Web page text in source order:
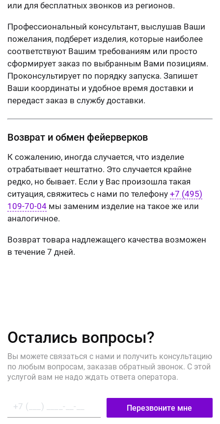
или для бесплатных звонков из регионов.
Профессиональный консультант, выслушав Ваши
пожелания, подберет изделия, которые наиболее
соответствуют Вашим требованиям или просто
сформирует заказ по выбранным Вами позициям.
Проконсультирует по порядку запуска. Запишет
Ваши координаты и удобное время доставки и
передаст заказ в службу доставки.
Возврат и обмен фейерверков
К сожалению, иногда случается, что изделие
отрабатывает нештатно. Это случается крайне
редко, но бывает. Если у Вас произошла такая
ситуация, свяжитесь с нами по телефону +7 (495)
109-70-04 мы заменим изделие на такое же или
аналогичное.
Возврат товара надлежащего качества возможен
в течение 7 дней.
Остались вопросы?
Вы можете связаться с нами и получить консультацию
по любым вопросам, заказав обратный звонок. С этой
услугой вам не надо ждать ответа оператора.
Перезвоните мне